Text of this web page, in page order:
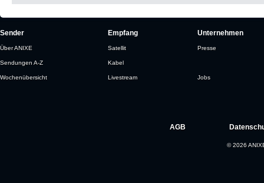
Sender Empfang Unternehmen
Über ANIXE Satellit Presse
Sendungen A-Z Kabel
Wochenübersicht Livestream Jobs
AGB
© 2026